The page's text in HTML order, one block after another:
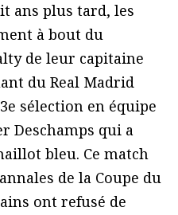
ans plus tard, les
à bout du
de leur capitaine
du Real Madrid
sélection en équipe
Deschamps qui a
bleu. Ce match
de la Coupe du
ont refusé de